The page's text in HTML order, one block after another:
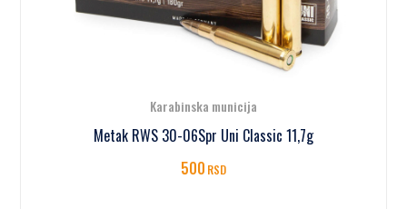
Karabinska municija
Metak RWS 30-06Spr Uni Classic 11,7g
500RSD